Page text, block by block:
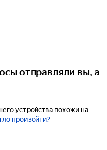
отправляли вы, а
устройства похожи на
произойти?